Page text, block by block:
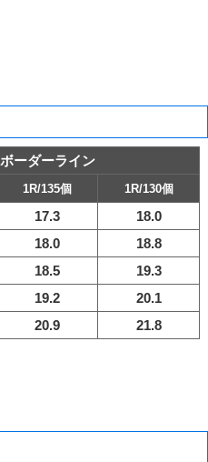
ボーダーライン
1R/135個 1R/130個
17.3
18.0
18.0
18.8
18.5
19.3
19.2
20.1
20.9 21.8